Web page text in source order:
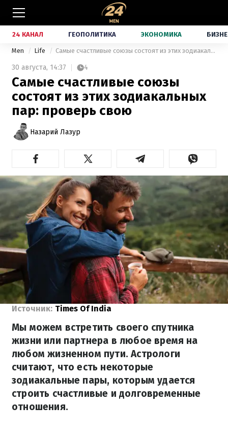
24 КАНАЛ ГЕОПОЛИТИКА ЭКОНОМИКА
Men Life Самые счастливые союзы состоят из этих зодиакальных пар: проверь свою
30 августа, 14:37 4
Самые счастливые союзы
состоят из этих зодиакальных
пар: проверь свою
Назарий Лазур
Источник: Times Of India
Мы можем встретить своего спутника
жизни или партнера в любое время на
любом жизненном пути. Астрологи
считают, что есть некоторые
зодиакальные пары, которым удается
строить счастливые и долговременные
отношения.